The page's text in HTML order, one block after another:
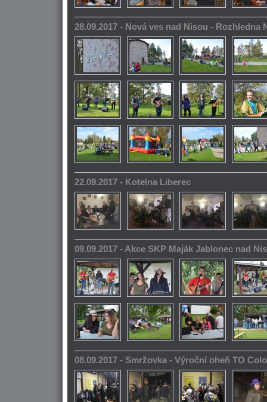
28.09.2017 - Nová ves nad Nisou - Rozhledna
22.09.2017 - Kotelna Liberec
09.09.2017 - Akce SKP Maják Jablonec nad
08.09.2017 - Smržovka - Výroční oheň TO